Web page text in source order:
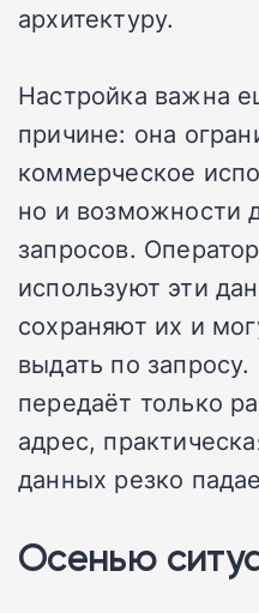
архитектуру.
Настройка важна
причине: она
коммерческое
но и возможности
запросов.
используют эти
сохраняют их и
выдать по
передаёт только
адрес,
данных резко
Осенью